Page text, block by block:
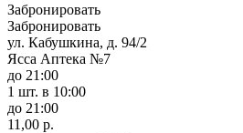
Забронировать
Забронировать
ул. Кабушкина, д. 94/2
Ясса Аптека №7
до 21:00
1 шт. в 10:00
до 21:00
11,00 р.